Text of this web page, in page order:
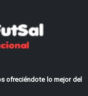
ofreciéndote lo mejor del